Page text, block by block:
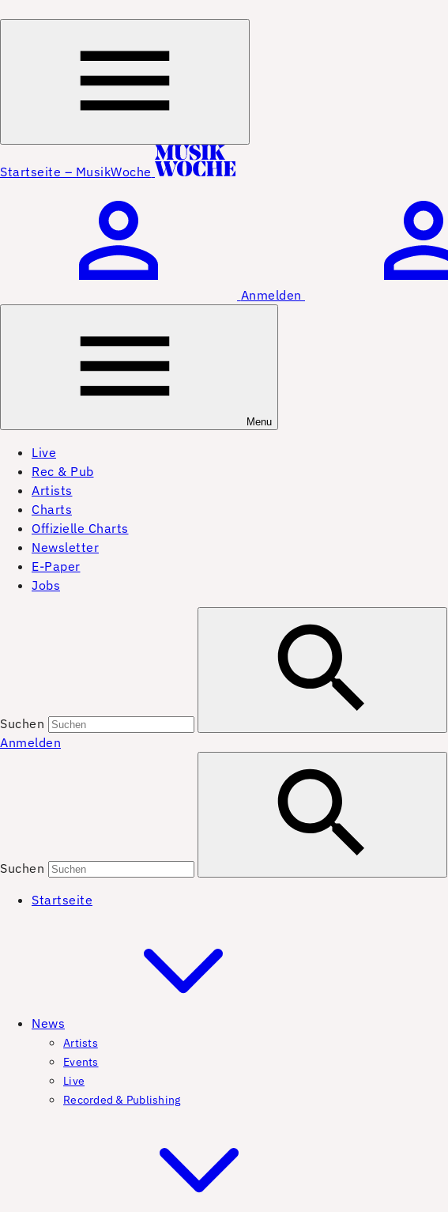
Startseite – MusikWoche
Anmelden
Menu
Live
Rec & Pub
Artists
Charts
Offizielle Charts
Newsletter
E-Paper
Jobs
Suchen
Anmelden
Suchen
Startseite
News
Artists
Events
Live
Recorded & Publishing